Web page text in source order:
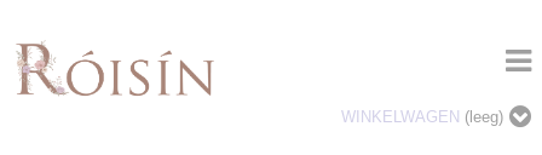
WINKELWAGEN (leeg)